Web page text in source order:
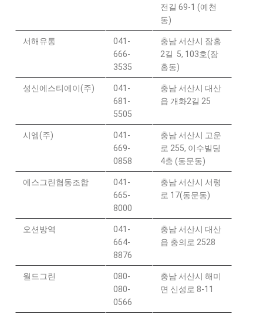
전길 69-1 (예천
동)
서해유통
041-
666-
3535
충남 서산시 잠홍
2길 5, 103호(잠
홍동)
성신에스티에이(주)
041-
681-
5505
충남 서산시 대산
읍 개화2길 25
시엠(주)
041-
669-
0858
충남 서산시 고운
로 255, 이수빌딩
4층 (동문동)
에스그린협동조합
041-
665-
8000
충남 서산시 서령
로 17(동문동)
오션방역
041-
664-
8876
충남 서산시 대산
읍 충의로 2528
월드그린
080-
080-
0566
충남 서산시 해미
면 신성로 8-11